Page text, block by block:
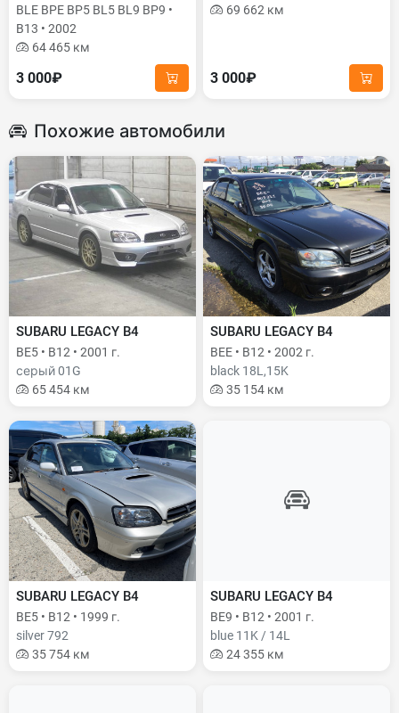
BLE BPE BP5 BL5 BL9 BP9 •
B13 • 2002
64 465 км
3 000₽
69 662 км
3 000₽
Похожие автомобили
SUBARU LEGACY B4
BE5 • B12 • 2001 г.
серый 01G
65 454 км
SUBARU LEGACY B4
BEE • B12 • 2002 г.
black 18L,15K
35 154 км
SUBARU LEGACY B4
BE5 • B12 • 1999 г.
silver 792
35 754 км
SUBARU LEGACY B4
BE9 • B12 • 2001 г.
blue 11K / 14L
24 355 км